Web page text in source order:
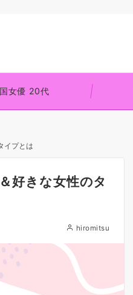
女優 20代
イプとは
好きな女性のタ
hiromitsu